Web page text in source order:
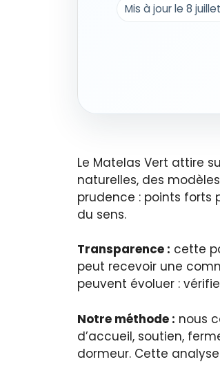
Mis à jour le 8
Le Matelas Vert attire
naturelles, des
prudence : points forts
du sens.
Transparence : cette
peut recevoir une
peuvent évoluer :
Notre méthode : nous
d’accueil, soutien,
dormeur. Cette